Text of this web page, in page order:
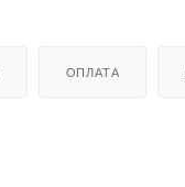
ОПЛАТА